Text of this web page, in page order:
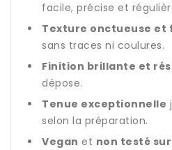
facile, précise et
Texture onctueuse et
sans traces ni coulures.
Finition brillante et
dépose.
Tenue exceptionnelle
selon la préparation.
Vegan et non testé